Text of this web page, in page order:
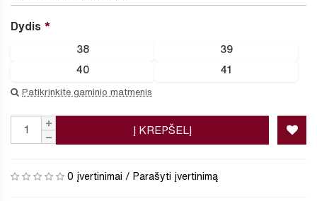
Dydis
38 39
40 41
Patikrinkite gaminio matmenis
Į KREPŠELĮ
0 įvertinimai / Parašyti įvertinimą